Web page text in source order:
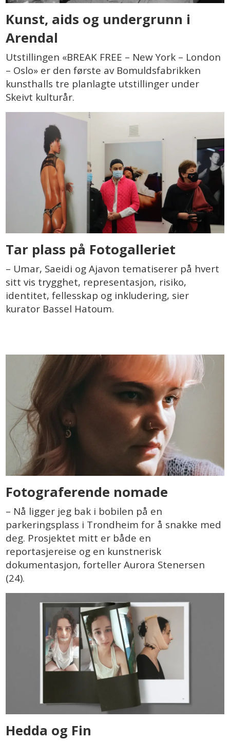
Kunst, aids og undergrunn i
Arendal
Utstillingen «BREAK FREE – New York – London
– Oslo» er den første av Bomuldsfabrikken
kunsthalls tre planlagte utstillinger under
Skeivt kulturår.
Tar plass på Fotogalleriet
– Umar, Saeidi og Ajavon tematiserer på hvert
sitt vis trygghet, representasjon, risiko,
identitet, fellesskap og inkludering, sier
kurator Bassel Hatoum.
Fotograferende nomade
– Nå ligger jeg bak i bobilen på en
parkeringsplass i Trondheim for å snakke med
deg. Prosjektet mitt er både en
reportasjereise og en kunstnerisk
dokumentasjon, forteller Aurora Stenersen
(24).
Hedda og Fin